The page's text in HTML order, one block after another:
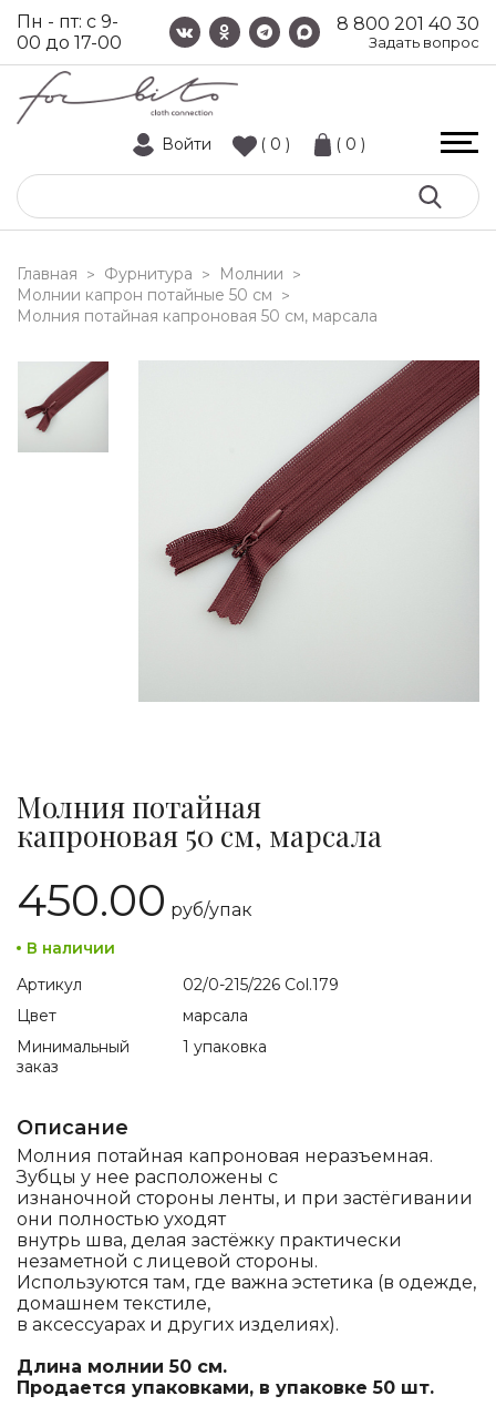
8 800 201 40 30
Задать вопрос
Пн - пт: с 9-
00 до 17-00
Войти ( 0 ) ( 0 )
Главная > Фурнитура > Молнии >
Молнии капрон потайные 50 см >
молния потайная капроновая 50 см, марсала
Молния потайная
капроновая 50 см, марсала
450.00 руб/упак
В наличии
Артикул
02/0-215/226 Col.179
Цвет
марсала
Минимальный
заказ
1 упаковка
Описание
Молния потайная капроновая неразъемная.
Зубцы у нее расположены с
изнаночной стороны ленты, и при застёгивании
они полностью уходят
внутрь шва, делая застёжку практически
незаметной с лицевой стороны.
Используются там, где важна эстетика (в одежде,
домашнем текстиле,
в аксессуарах и других изделиях).
Длина молнии 50 см.
Продается упаковками, в упаковке 50 шт.